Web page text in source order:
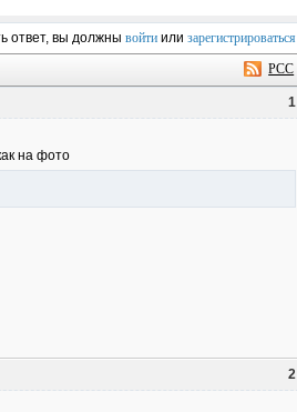
ответ, вы должны войтиили зарегистрироваться
РСС
1
на фото
2